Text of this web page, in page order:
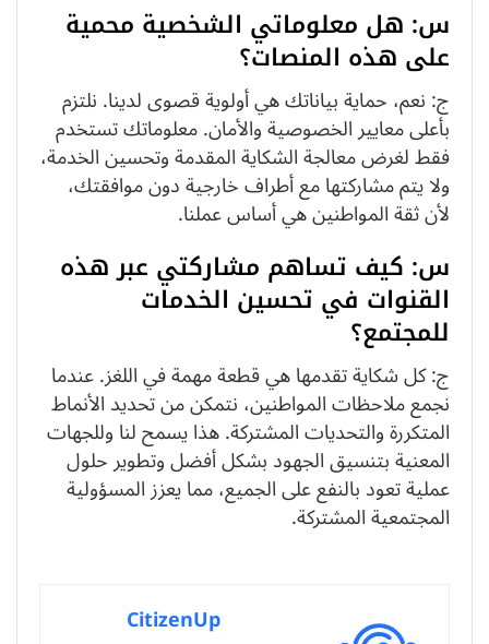
س: هل معلوماتي الشخصية محمية
على هذه المنصات؟
ج: نعم، حماية بياناتك هي أولوية قصوى لدينا. نلتزم
بأعلى معايير الخصوصية والأمان. معلوماتك تستخدم
فقط لغرض معالجة الشكاية المقدمة وتحسين الخدمة،
ولا يتم مشاركتها مع أطراف خارجية دون موافقتك،
لأن ثقة المواطنين هي أساس عملنا.
س: كيف تساهم مشاركتي عبر هذه
القنوات في تحسين الخدمات
للمجتمع؟
ج: كل شكاية تقدمها هي قطعة مهمة في اللغز. عندما
نجمع ملاحظات المواطنين، نتمكن من تحديد الأنماط
المتكررة والتحديات المشتركة. هذا يسمح لنا وللجهات
المعنية بتنسيق الجهود بشكل أفضل وتطوير حلول
عملية تعود بالنفع على الجميع، مما يعزز المسؤولية
المجتمعية المشتركة.
CitizenUp